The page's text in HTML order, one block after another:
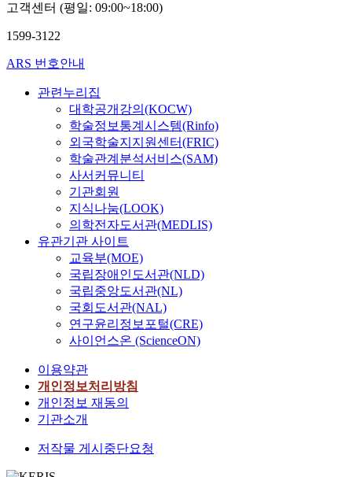
고객센터 (평일: 09:00~18:00)
1599-3122
ARS 번호안내
관련누리집
대학공개강의(KOCW)
학술정보통계시스템(Rinfo)
외국학술지지원센터(FRIC)
학술관계분석서비스(SAM)
사서커뮤니티
기관회원
지식나눔(LOOK)
의학전자도서관(MEDLIS)
유관기관 사이트
교육부(MOE)
국립장애인도서관(NLD)
국립중앙도서관(NL)
국회도서관(NAL)
연구윤리정보포털(CRE)
사이언스온 (ScienceON)
이용약관
개인정보처리방침
개인정보 재동의
기관소개
저작물 게시중단요청